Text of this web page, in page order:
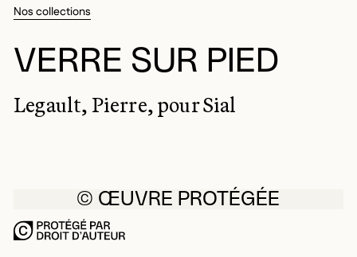
Nos collections
VERRE SUR PIED
Legault, Pierre, pour Sial
© ŒUVRE PROTÉGÉE